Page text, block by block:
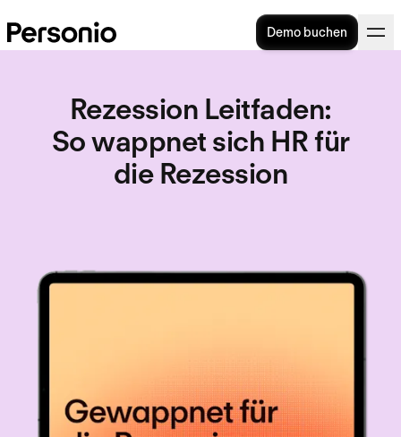
Demo buchen
Rezession Leitfaden:
So wappnet sich HR für
die Rezession